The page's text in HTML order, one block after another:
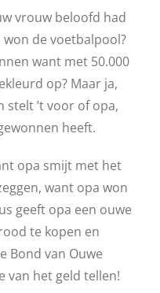
vrouw beloofd had
won de voetbalpool?
want met 50.000
op? Maar ja,
stelt ’t voor of opa,
heeft.
opa smijt met het
want opa won
geeft opa een ouwe
te kopen en
Bond van Ouwe
van het geld tellen!